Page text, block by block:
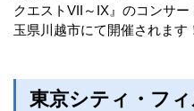
クエストVII～IX』のコンサ
玉県川越市にて開催されます
東京シティ・フ